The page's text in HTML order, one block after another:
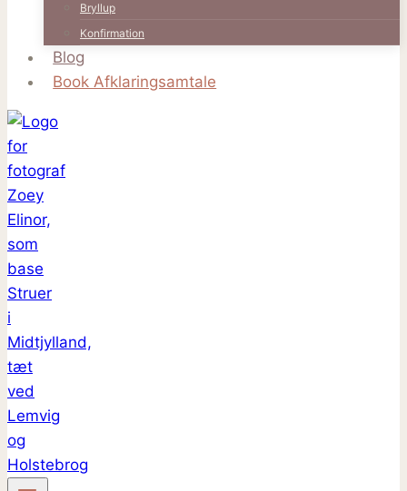
Bryllup
Konfirmation
Blog
Book Afklaringsamtale